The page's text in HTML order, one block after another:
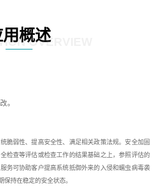
用概述OVERVIEW
。
脆弱性、提高安全性、满足相关政策法规。安全加固
检查等评估或检查工作的结果基础之上，参照评估的
务可协助客户提高系统抵御外来的入侵和蠕虫病毒袭
持在稳定的安全状态。